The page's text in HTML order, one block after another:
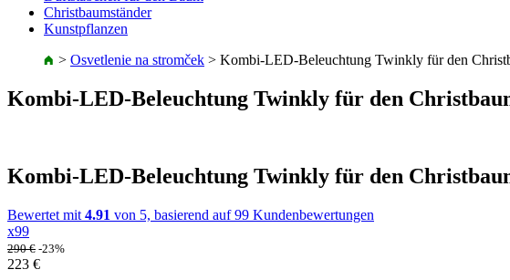
Christbaumständer
Kunstpflanzen
> Osvetlenie na stromček > Kombi-LED-Beleuchtung Twinkly für den
Kombi-LED-Beleuchtung Twinkly für den
Kombi-LED-Beleuchtung Twinkly für den
Bewertet mit 4.91 von 5, basierend auf99 Kundenbewertungen
x99
290€ -23%
223 €